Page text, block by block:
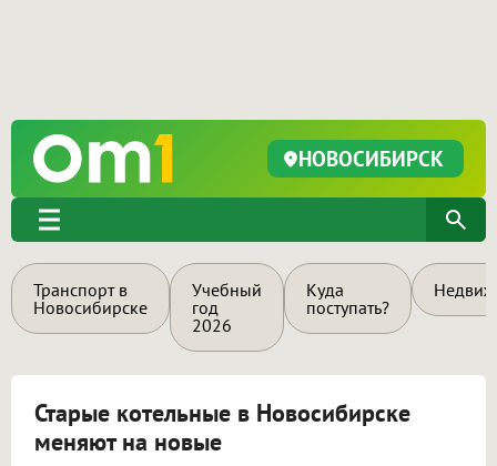
НОВОСИБИРСК
Транспорт в
Новосибирске
Учебный
год
2026
Куда
поступать?
Старые котельные в Новосибирске
меняют на новые